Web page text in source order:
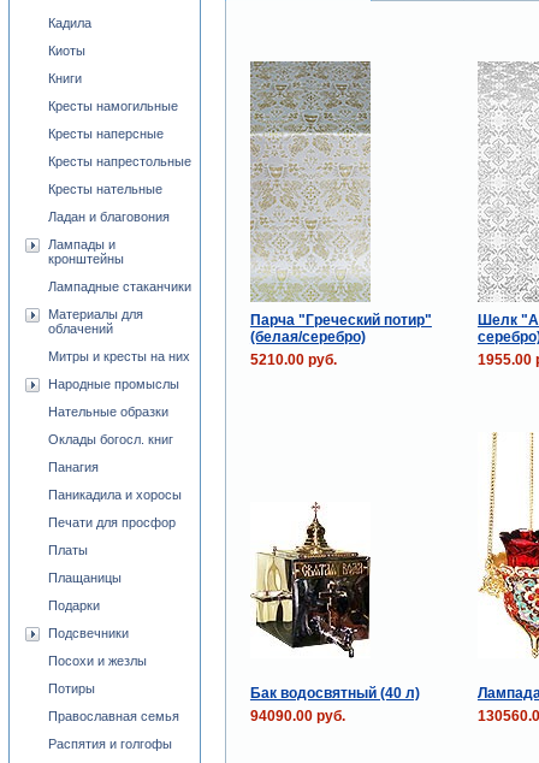
Парча "Греческий потир"
(белая/серебро)
Шелк
5210.00 руб.
1955.00
Бак водосвятный (40 л)
94090.00 руб.
Кадила
Киоты
Книги
Кресты намогильные
Кресты наперсные
Кресты напрестольные
Кресты нательные
Ладан и благовония
Лампады и
кронштейны
Лампадные стаканчики
Материалы для
облачений
Митры и кресты на них
Народные промыслы
Нательные образки
Оклады богосл. книг
Панагия
Паникадила и хоросы
Печати для просфор
Платы
Плащаницы
Подарки
Подсвечники
Посохи и жезлы
Потиры
Православная семья
Распятия и голгофы